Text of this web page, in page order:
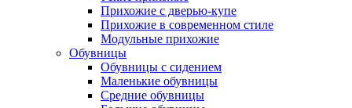
Прихожие с дверью-купе
Прихожие в современном стиле
Модульные прихожие
Обувницы
Обувницы с сидением
Маленькие обувницы
Средние обувницы